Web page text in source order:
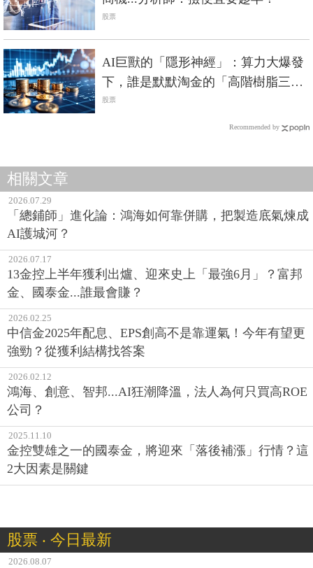
股票
AI巨獸的「隱形神經」：算力大爆發
下，誰是默默淘金的「高階樹脂三
雄」？
股票
Recommended by
相關文章
2026.07.29
「總鋪師」進化論：鴻海如何靠併購，把製造底氣煉成
AI護城河？
2026.07.17
13金控上半年獲利出爐、迎來史上「最強6月」？富邦
金、國泰金...誰最會賺？
2026.02.25
中信金2025年配息、EPS創高不是靠運氣！今年有望更
強勁？從獲利結構找答案
2026.02.12
鴻海、創意、智邦...AI狂潮降溫，法人為何只買高ROE
公司？
2025.11.10
金控雙雄之一的國泰金，將迎來「落後補漲」行情？這
2大因素是關鍵
股票 ‧ 今日最新
2026.08.07